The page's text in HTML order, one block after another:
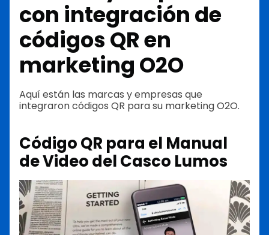
con integración de
códigos QR en
marketing O2O
Aquí están las marcas y empresas que
integraron códigos QR para su marketing O2O.
Código QR para el Manual
de Video del Casco Lumos